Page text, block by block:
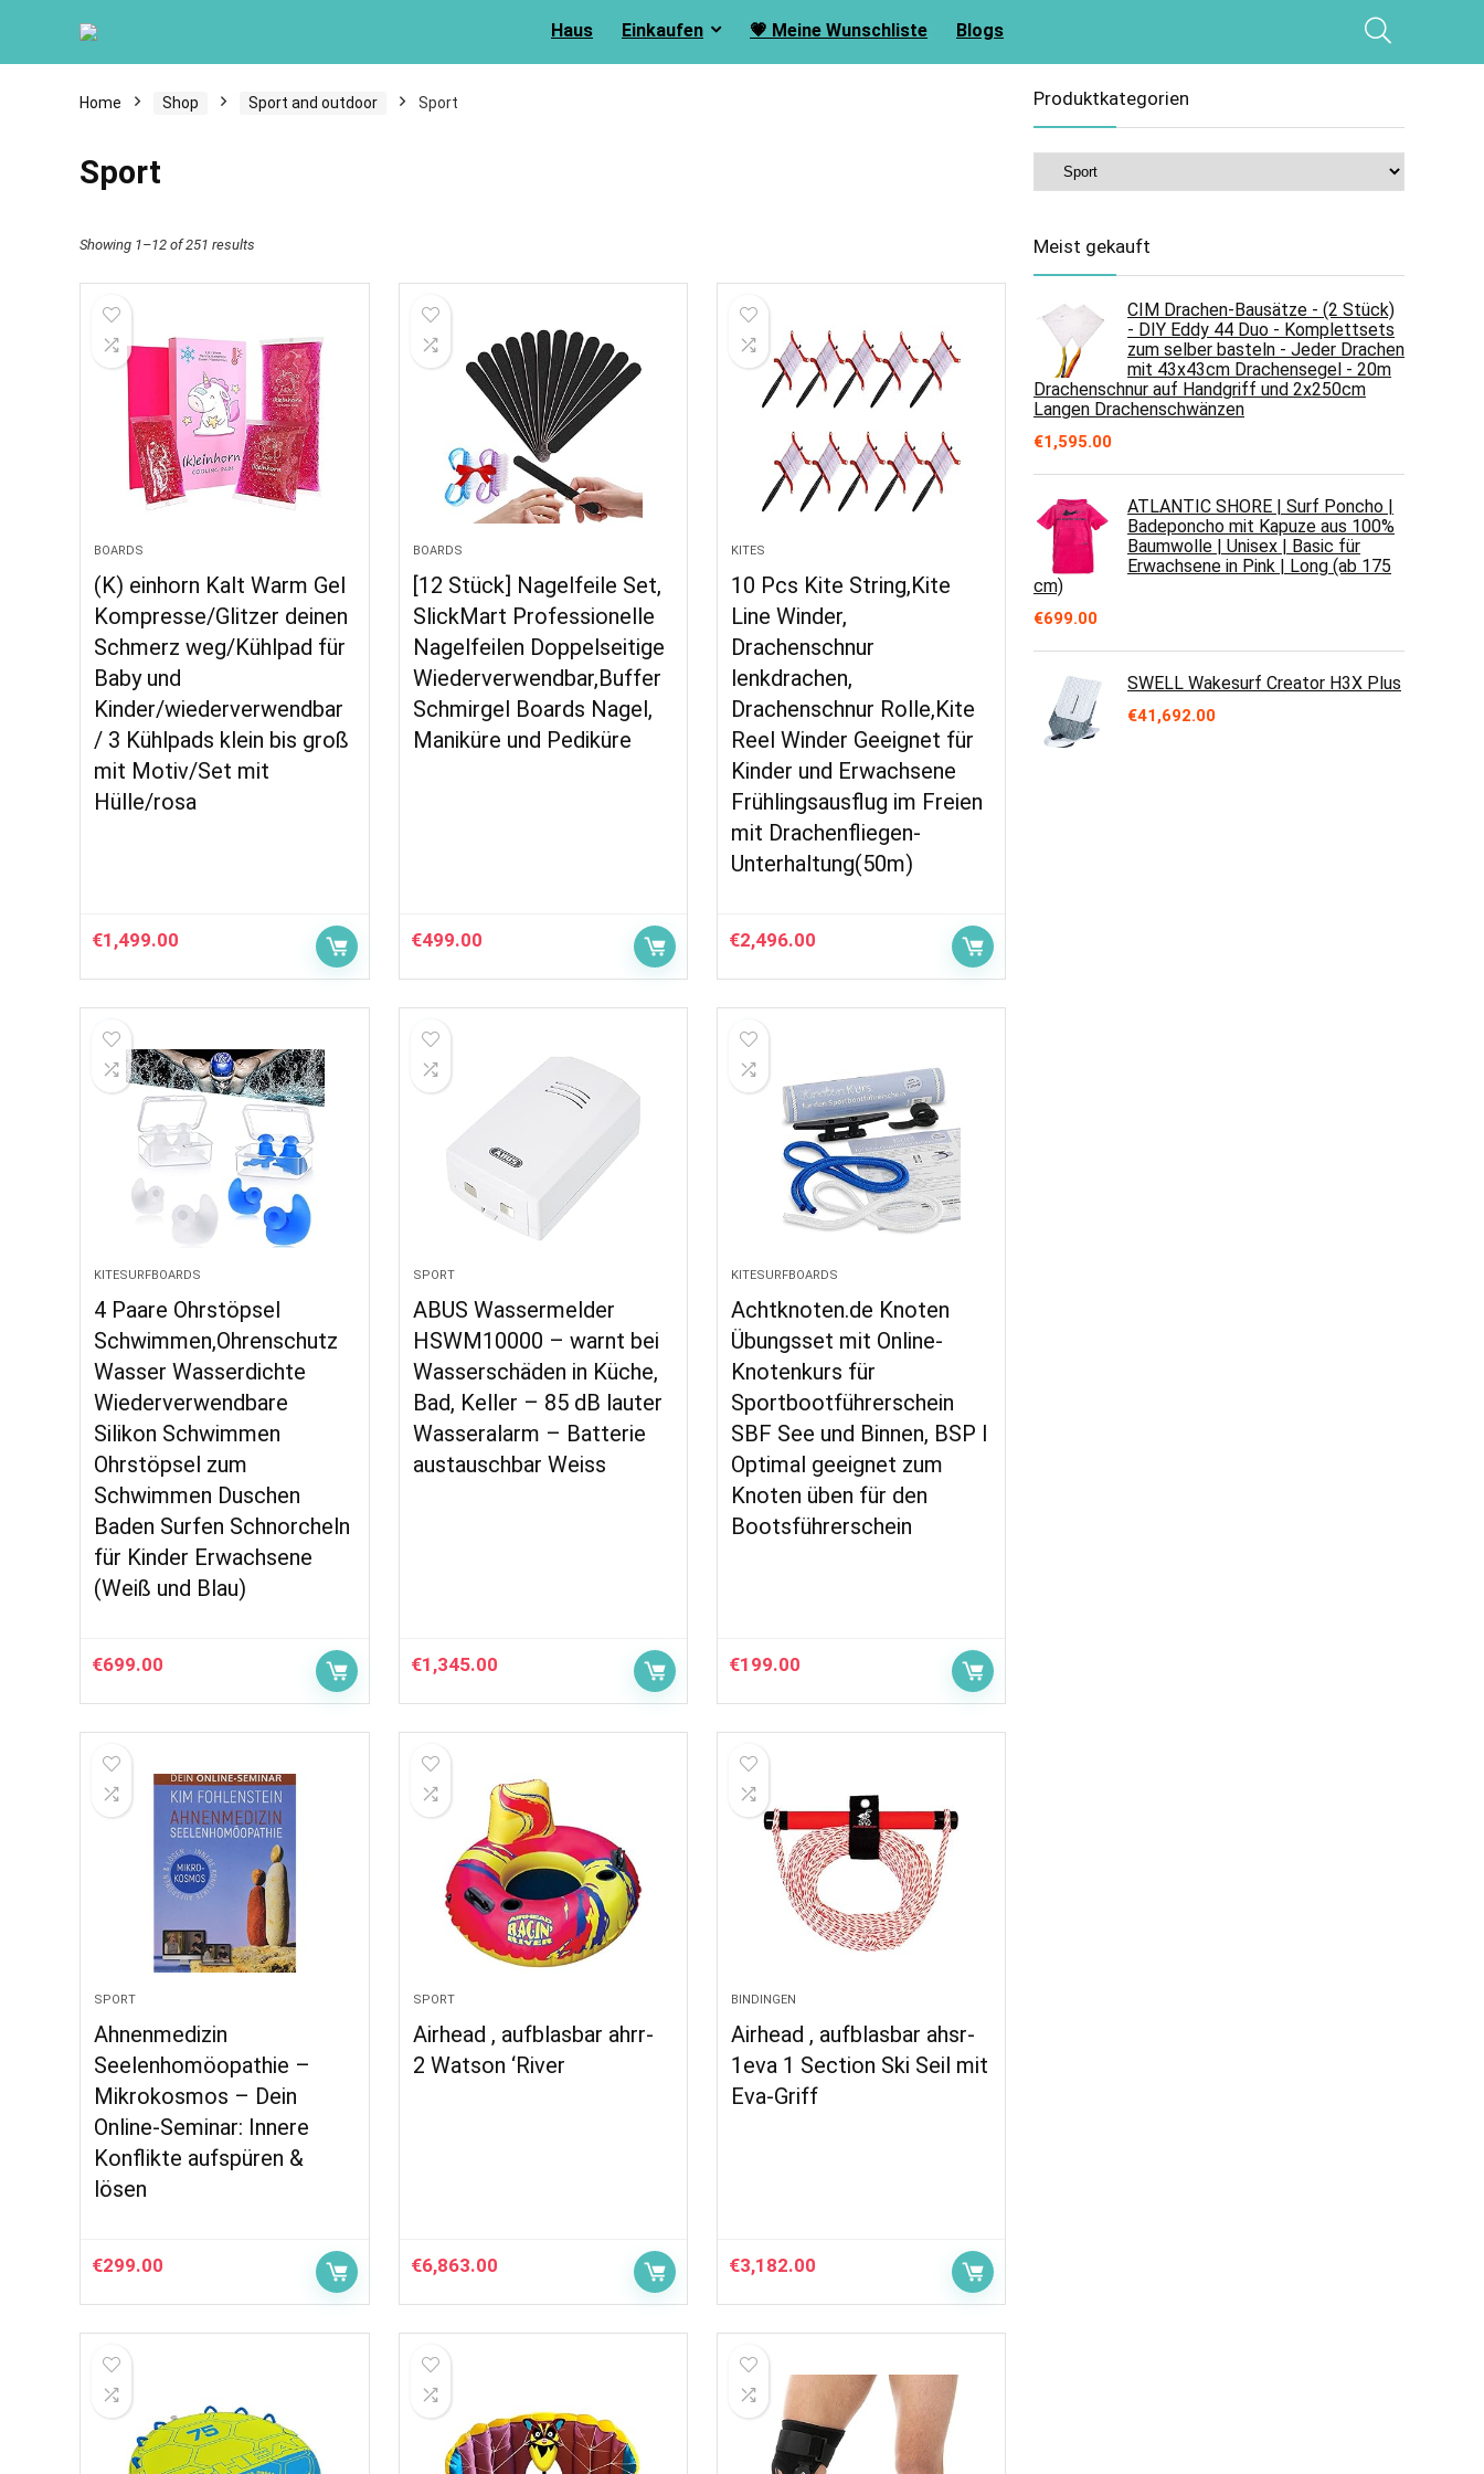
Haus Einkaufen 💗 Meine Wunschliste Blogs
Home Shop Sport and outdoor Sport
Sport
Showing 1–12 of 251 results
BOARDS
(K) einhorn Kalt Warm Gel
Kompresse/Glitzer deinen
Schmerz weg/Kühlpad für
Baby und
Kinder/wiederverwendbar
/ 3 Kühlpads klein bis groß
mit Motiv/Set mit
Hülle/rosa
€1,499.00
BOARDS
[12 Stück] Nagelfeile Set,
SlickMart Professionelle
Nagelfeilen Doppelseitige
Wiederverwendbar,Buffer
Schmirgel Boards Nagel,
Maniküre und Pediküre
€499.00
KITES
10 Pcs Kite String,Kite
Line Winder,
Drachenschnur
lenkdrachen,
Drachenschnur Rolle,Kite
Reel Winder Geeignet für
Kinder und Erwachsene
Frühlingsausflug im Freien
mit Drachenfliegen-
Unterhaltung(50m)
€2,496.00
KITESURFBOARDS
4 Paare Ohrstöpsel
Schwimmen,Ohrenschutz
Wasser Wasserdichte
Wiederverwendbare
Silikon Schwimmen
Ohrstöpsel zum
Schwimmen Duschen
Baden Surfen Schnorcheln
für Kinder Erwachsene
(Weiß und Blau)
€699.00
SPORT
ABUS Wassermelder
HSWM10000 – warnt bei
Wasserschäden in Küche,
Bad, Keller – 85 dB lauter
Wasseralarm – Batterie
austauschbar Weiss
€1,345.00
KITESURFBOARDS
Achtknoten.de Knoten
Übungsset mit Online-
Knotenkurs für
Sportbootführerschein
SBF See und Binnen, BSP I
Optimal geeignet zum
Knoten üben für den
Bootsführerschein
€199.00
SPORT
Ahnenmedizin
Seelenhomöopathie –
Mikrokosmos – Dein
Online-Seminar: Innere
Konflikte aufspüren &
lösen
€299.00
SPORT
Airhead , aufblasbar ahrr-
2 Watson ‘River
€6,863.00
BINDINGEN
Airhead , aufblasbar ahsr-
1eva 1 Section Ski Seil mit
Eva-Griff
€3,182.00
Produktkategorien
Meist gekauft
CIM Drachen-Bausätze - (2 Stück)
- DIY Eddy 44 Duo - Komplettsets
zum selber basteln - Jeder Drachen
mit 43x43cm Drachensegel - 20m
Drachenschnur auf Handgriff und 2x250cm
Langen Drachenschwänzen
€1,595.00
ATLANTIC SHORE | Surf Poncho |
Badeponcho mit Kapuze aus 100%
Baumwolle | Unisex | Basic für
Erwachsene in Pink | Long (ab 175
cm)
€699.00
SWELL Wakesurf Creator H3X Plus
€41,692.00